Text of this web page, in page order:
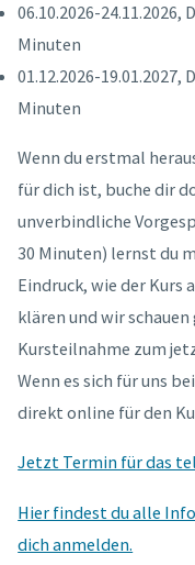
06.10.2026-24.11.2026,
Minuten
01.12.2026-19.01.2027,
Minuten
Wenn du erstmal
für dich ist, buche dir
unverbindliche
30 Minuten) lernst du
Eindruck, wie der Kurs
klären und wir
Kursteilnahme zum
Wenn es sich für uns
direkt online für den
Jetzt Termin für das
Hier findest du alle
dich anmelden.